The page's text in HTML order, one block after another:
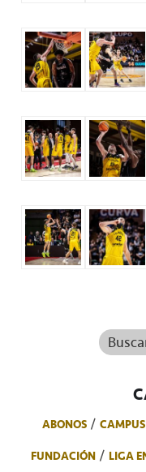
ABONOS CAMPUS
FUNDACIÓN
LIGA